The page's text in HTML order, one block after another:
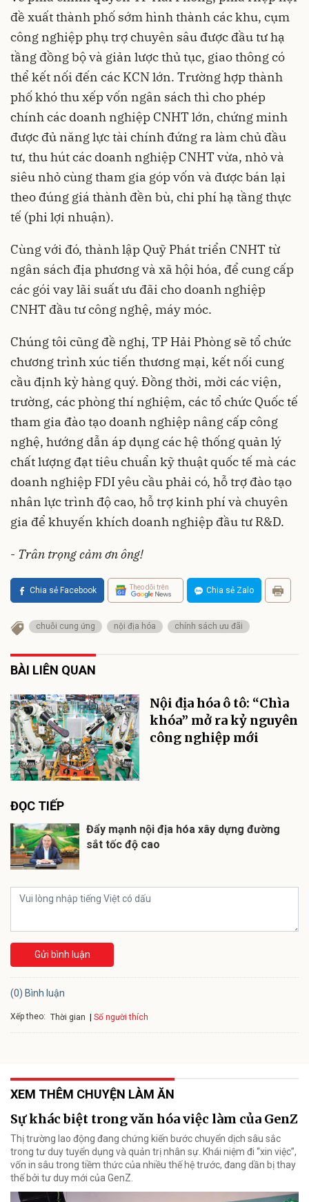
đề xuất thành phố sớm hình thành các khu, cụm
công nghiệp phụ trợ chuyên sâu được đầu tư hạ
tầng đồng bộ và giản lược thủ tục, giao thông có
thể kết nối đến các KCN lớn. Trường hợp thành
phố khó thu xếp vốn ngân sách thì cho phép
chính các doanh nghiệp CNHT lớn, chứng minh
được đủ năng lực tài chính đứng ra làm chủ đầu
tư, thu hút các doanh nghiệp CNHT vừa, nhỏ và
siêu nhỏ cùng tham gia góp vốn và được bán lại
theo đúng giá thành đền bù, chi phí hạ tầng thực
tế (phi lợi nhuận).
Cùng với đó, thành lập Quỹ Phát triển CNHT từ
ngân sách địa phương và xã hội hóa, để cung cấp
các gói vay lãi suất ưu đãi cho doanh nghiệp
CNHT đầu tư công nghệ, máy móc.
Chúng tôi cũng đề nghị, TP Hải Phòng sẽ tổ chức
chương trình xúc tiến thương mại, kết nối cung
cầu định kỳ hàng quý. Đồng thời, mời các viện,
trường, các phòng thí nghiệm, các tổ chức Quốc tế
tham gia đào tạo doanh nghiệp nâng cấp công
nghệ, hướng dẫn áp dụng các hệ thống quản lý
chất lượng đạt tiêu chuẩn kỹ thuật quốc tế mà các
doanh nghiệp FDI yêu cầu phải có, hỗ trợ đào tạo
nhân lực trình độ cao, hỗ trợ kinh phí và chuyên
gia để khuyến khích doanh nghiệp đầu tư R&D.
- Trân trọng cảm ơn ông!
Chia sẻ Facebook Theo dõi trên Chia sẻ Zalo
chuỗi cung ứng nội địa hóa chính sách ưu đãi
BÀI LIÊN QUAN
Nội địa hóa ô tô: “Chìa
khóa” mở ra kỷ nguyên
công nghiệp mới
ĐỌC TIẾP
Đẩy mạnh nội địa hóa xây dựng đường
sắt tốc độ cao
Gửi bình luận
(0) Bình luận
Xếp theo: Thời gian Số người thích
XEM THÊM CHUYỆN LÀM ĂN
Sự khác biệt trong văn hóa việc làm của GenZ
Thị trường lao động đang chứng kiến bước chuyển dịch sâu sắc
trong tư duy tuyển dụng và quản trị nhân sự. Khái niệm đi “xin việc”,
vốn in sâu trong tiềm thức của nhiều thế hệ trước, đang dần bị thay
thế bởi tư duy mới của GenZ.